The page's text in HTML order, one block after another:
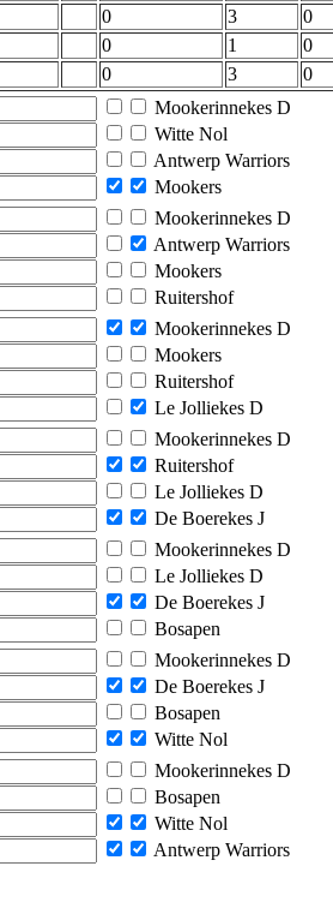
0 3 0
0 1 0
0 3 0
Mookerinnekes D
Witte Nol
Antwerp Warriors
Mookers
Mookerinnekes D
Antwerp Warriors
Mookers
Ruitershof
Mookerinnekes D
Mookers
Ruitershof
Le Jolliekes D
Mookerinnekes D
Ruitershof
Le Jolliekes D
De Boerekes J
Mookerinnekes D
Le Jolliekes D
De Boerekes J
Bosapen
Mookerinnekes D
De Boerekes J
Bosapen
Witte Nol
Mookerinnekes D
Bosapen
Witte Nol
Antwerp Warriors